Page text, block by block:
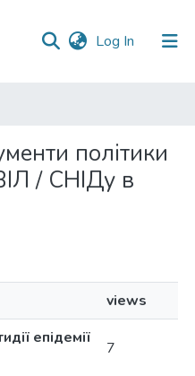
Log In (current)
політики
/ СНІДу в
views
епідемії
7